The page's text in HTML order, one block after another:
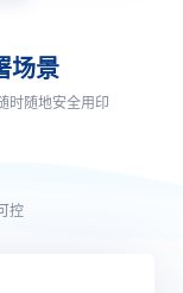
场景
时随地安全用印
控